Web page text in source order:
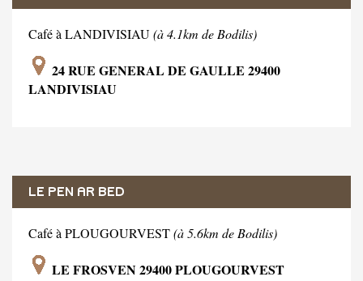
Café à LANDIVISIAU(à 4.1km de Bodilis)
24 RUE GENERAL DE GAULLE 29400
LANDIVISIAU
LE PEN AR BED
Café à PLOUGOURVEST(à 5.6km de Bodilis)
LE FROSVEN 29400 PLOUGOURVEST